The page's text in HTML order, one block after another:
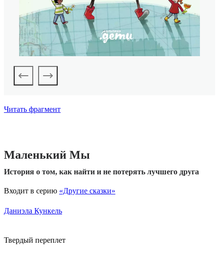
Читать фрагмент
Маленький Мы
История о том, как найти и не потерять лучшего друга
Входит в серию «Другие сказки»
Даниэла Кункель
Твердый переплет